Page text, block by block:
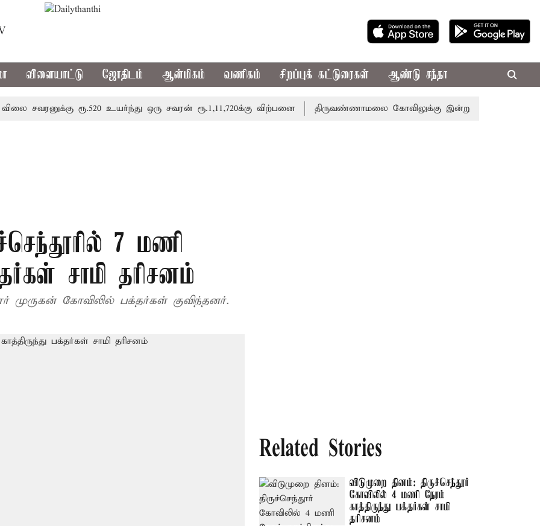
விளையாட்டு ஜோதிடம் ஆன்மிகம் வணிகம் சிறப்புக் கட்டுரைகள் ஆண்டு சந்தா
ரூ.520 உயர்ந்து ஒரு சவரன் ரூ.1,11,720க்கு விற்பனை திருவண்ணாமலை கோவிலுக்கு இன்று அமித்ஷா வருகை: 3
7 மணி
சாமி தரிசனம்
முருகன் கோவிலில் பக்தர்கள் குவிந்தனர்.
Related Stories
விடுமுறை தினம்: திருச்செந்தூர்
கோவிலில் 4 மணி நேரம்
காத்திருந்து பக்தர்கள் சாமி
தரிசனம்